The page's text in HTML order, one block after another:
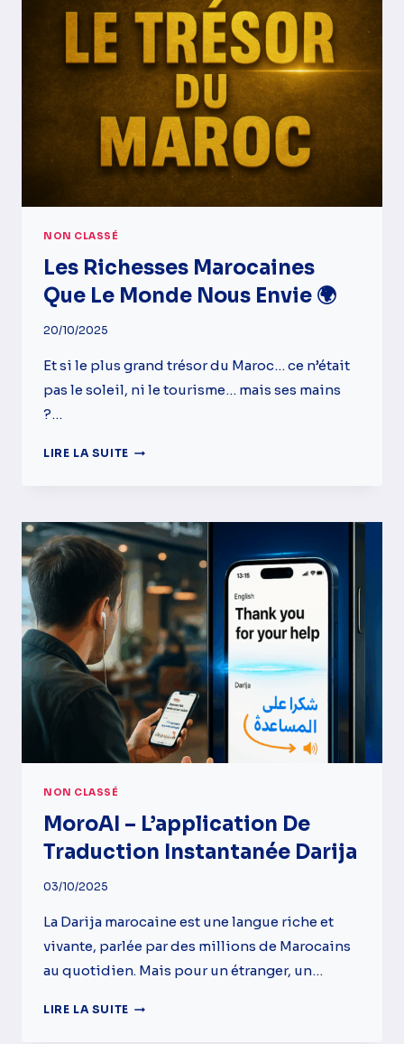
QUE
PERSONNE
VOUS
DIT
NON CLASSÉ
Les Richesses Marocaines
Que Le Monde Nous Envie 🌍
20/10/2025
Et si le plus grand trésor du Maroc… ce n’était
pas le soleil, ni le tourisme… mais ses mains
?…
LIRE LA SUITE LES
LE
MONDE
NOUS
ENVIE
🌍
NON CLASSÉ
MoroAI – L’application De
Traduction Instantanée Darija
03/10/2025
La Darija marocaine est une langue riche et
vivante, parlée par des millions de Marocains
au quotidien. Mais pour un étranger, un…
LIRE LA SUITE MOROAI